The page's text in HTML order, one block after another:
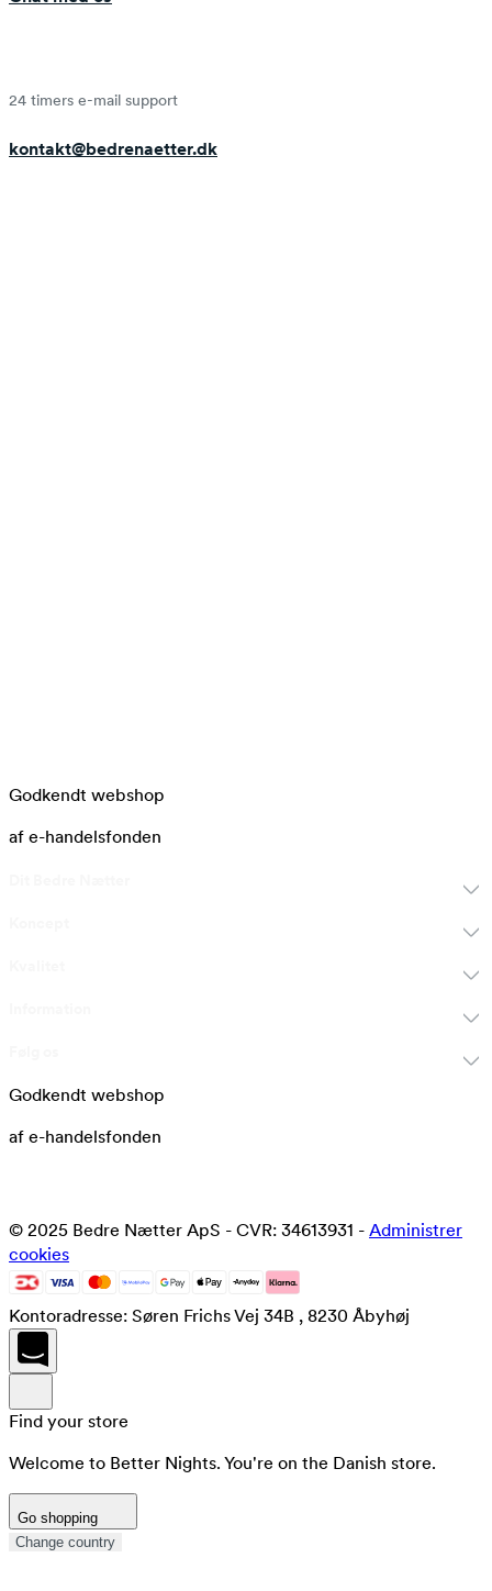
24 timers e-mail support
kontakt@bedrenaetter.dk
Godkendt webshop
af e-handelsfonden
Godkendt webshop
af e-handelsfonden
© 2025 Bedre Nætter ApS - CVR: 34613931 - Administrer
cookies
Kontoradresse: Søren Frichs Vej 34B , 8230 Åbyhøj
Find your store
Welcome to Better Nights. You're on the Danish store.
Go shopping
Change country